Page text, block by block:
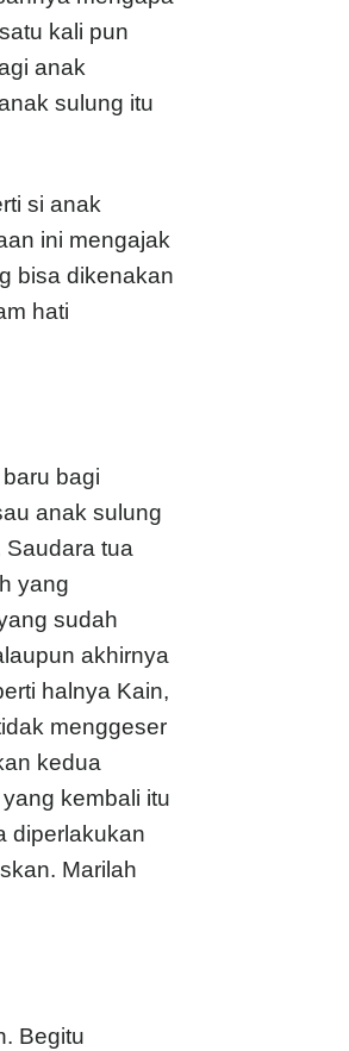
kali pun
anak
sulung itu
si anak
ini mengajak
bisa dikenakan
hati
bagi
anak sulung
Saudara tua
yang
sudah
akhirnya
halnya Kain,
menggeser
kedua
kembali itu
diperlakukan
Marilah
Begitu